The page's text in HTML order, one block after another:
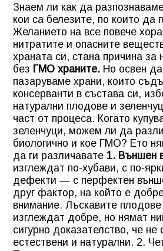
Знаем ли как да
кои са белезите, по които да
Желанието на все повече
нитратите и опасните
храната си, стана причина
без ГМО храните. Но освен
пазаруваме храни, които
консерванти в състава си,
натурални плодове и
част от процеса. Когато
зеленчуци, можем ли да
биологично и кое ГМО? Ето
да ги различавате 1. Външен
изглеждат по-хубави, с по-
дефекти — с перфектен
друг фактор, на който е
внимание. Лъскавите плодове
изглеждат добре, но нямат
сигурно доказателство, че не
естествени и натурални. 2.